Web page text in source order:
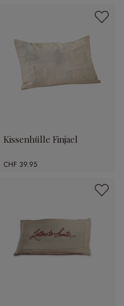
Kissenhülle Finjael
CHF 39.95